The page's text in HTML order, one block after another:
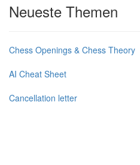
Neueste Themen
Chess Openings & Chess Theory
AI Cheat Sheet
Cancellation letter